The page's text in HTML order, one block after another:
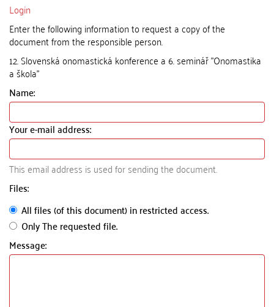
Login
Enter the following information to request a copy of the
document from the responsible person.
12. Slovenská onomastická konference a 6. seminář "Onomastika
a škola"
Name:
Your e-mail address:
This email address is used for sending the document.
Files:
All files (of this document) in restricted access.
Only The requested file.
Message: